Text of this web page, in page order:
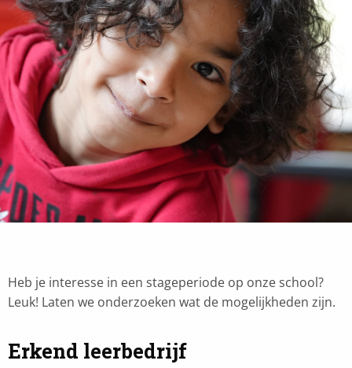
Heb je interesse in een stageperiode op onze school?
Leuk! Laten we onderzoeken wat de mogelijkheden zijn.
Erkend leerbedrijf